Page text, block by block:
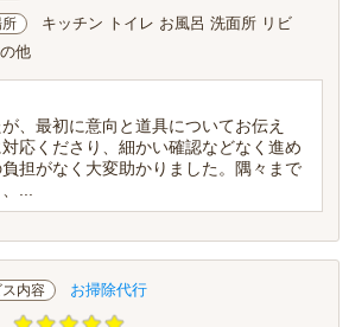
所
キッチン トイレ お風呂 洗面所 リビ
他
、最初に意向と道具についてお伝え
応くださり、細かい確認などなく進め
担がなく大変助かりました。隅々まで
...
内容 お掃除代行